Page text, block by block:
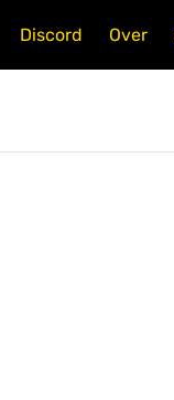
Discord Over